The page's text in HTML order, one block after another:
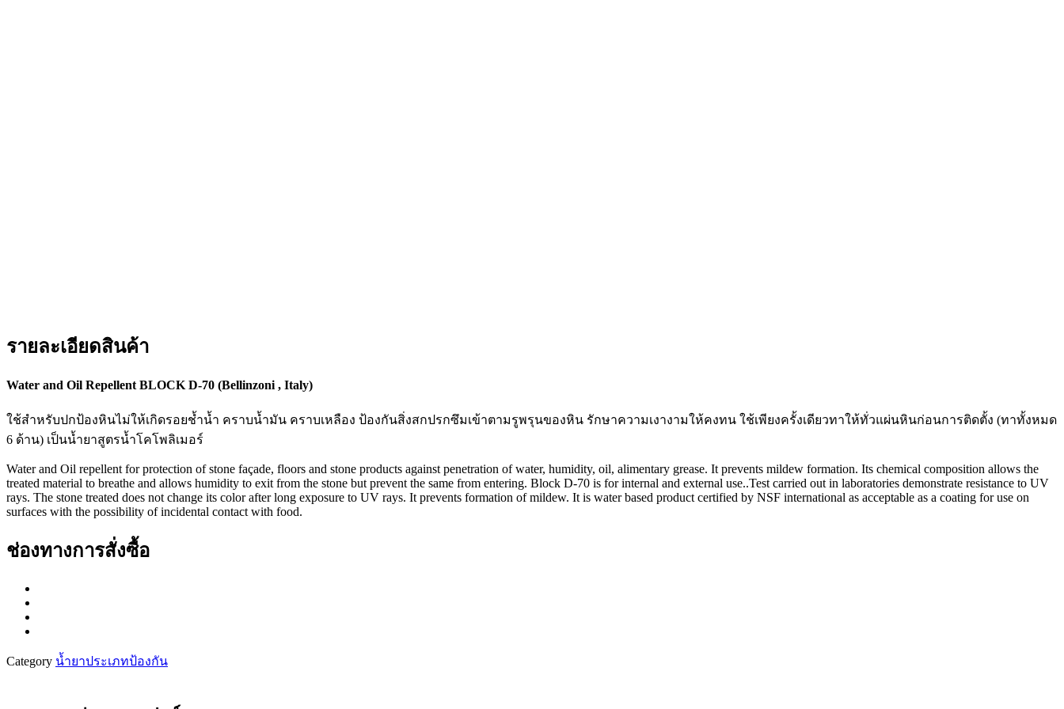
รายละเอียดสินค้า
Water and Oil Repellent BLOCK D-70 (Bellinzoni , Italy)
ใช้สำหรับปกป้องหินไม่ให้เกิดรอยช้ำน้ำ คราบน้ำมัน คราบเหลือง ป้องกันสิ่งสกปรกซึมเข้าตามรูพรุนของหิน รักษาความเงางามให้คงทน ใช้เพียงครั้งเดียวทาให้ทั่วแผ่นหินก่อนการติดตั้ง (ทาทั้งหมด
6 ด้าน) เป็นน้ำยาสูตรน้ำโคโพลิเมอร์
Water and Oil repellent for protection of stone façade, floors and stone products against penetration of water, humidity, oil, alimentary grease. It prevents mildew formation. Its chemical composition allows the
treated material to breathe and allows humidity to exit from the stone but prevent the same from entering. Block D-70 is for internal and external use..Test carried out in laboratories demonstrate resistance to UV
rays. The stone treated does not change its color after long exposure to UV rays. It prevents formation of mildew. It is water based product certified by NSF international as acceptable as a coating for use on
surfaces with the possibility of incidental contact with food.
ช่องทางการสั่งซื้อ
Category น้ำยาประเภทป้องกัน